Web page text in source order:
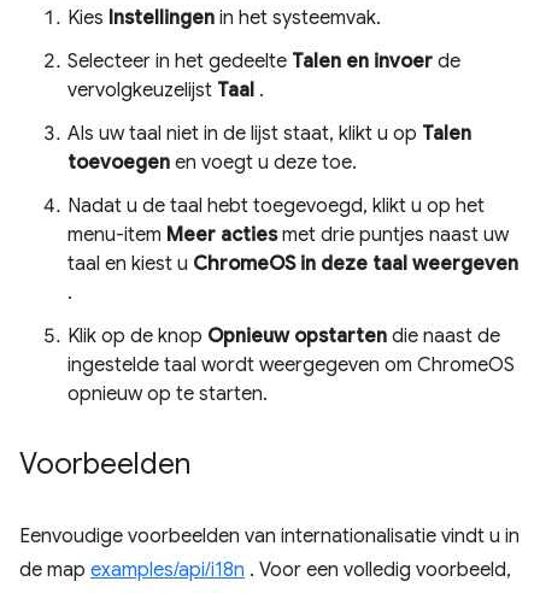
Kies Instellingen in het systeemvak.
Selecteer in het gedeelte Talen en invoer de
vervolgkeuzelijst Taal .
Als uw taal niet in de lijst staat, klikt u op Talen
toevoegen en voegt u deze toe.
Nadat u de taal hebt toegevoegd, klikt u op het
menu-item Meer actiesmet drie puntjes naast uw
taal en kiest u ChromeOS in deze taal weergeven
.
Klik op de knop Opnieuw opstarten die naast de
ingestelde taal wordt weergegeven om ChromeOS
opnieuw op te starten.
Voorbeelden
Eenvoudige voorbeelden van internationalisatie vindt u in
de map examples/api/i18n . Voor een volledig voorbeeld,